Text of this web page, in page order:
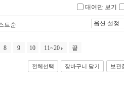
대여만 보기
트순 옵션 설정
8 9 10 11~20 끝
전체선택 장바구니 담기 보관